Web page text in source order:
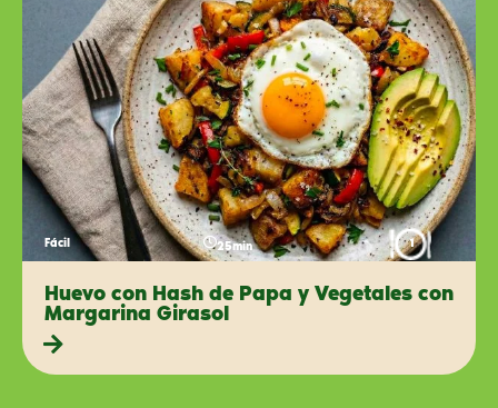
Fácil 25min 1
Huevo con Hash de Papa y Vegetales con
Margarina Girasol